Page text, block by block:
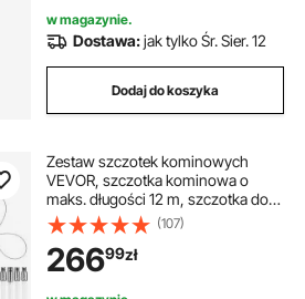
w magazynie.
Dostawa:jak tylko Śr. Sier. 12
Dodaj do koszyka
Zestaw szczotek kominowych
VEVOR, szczotka kominowa o
maks. długości 12 m, szczotka do
rur kominowych z dwiema
głowicami, narzędzie do
czyszczenia kominów
kwadratowych i prostokątnych
(107)
26699zł